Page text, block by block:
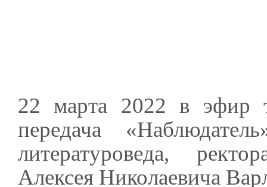
22 марта 2022 в эфир
передача
литературоведа,
Алексея Николаевича